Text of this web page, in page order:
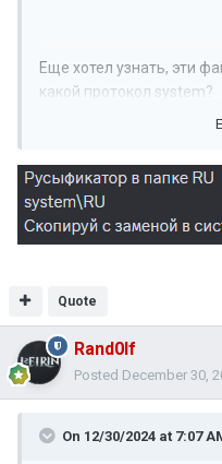
Еще хотел узнать, эти
какой протокол system?
Quote
Rand0lf
Posted December 30,
On 12/30/2024 at 7:07